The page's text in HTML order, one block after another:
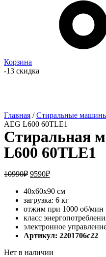
Корзина
-13 скидка
Главная /Стиральные
AEG L600 60TLE1
Стиральная
L600 60TLE1
10990₽ 9590₽
40x60x90 см
загрузка: 6 кг
отжим при 1000 об/мин
класс
электронное
Артикул: 2201706c22
Нет в наличии